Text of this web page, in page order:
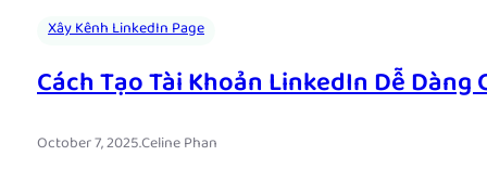
Xây Kênh LinkedIn Page
Cách Tạo Tài Khoản LinkedIn Dễ
October 7, 2025.Celine Phan